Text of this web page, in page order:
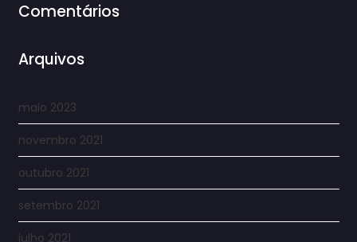
Comentários
Arquivos
maio 2023
novembro 2021
outubro 2021
setembro 2021
julho 2021